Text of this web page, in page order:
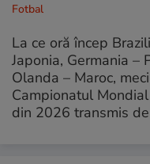
Fotbal
La ce oră încep
Japonia, Germania –
Olanda – Maroc,
Campionatul
din 2026 transmis